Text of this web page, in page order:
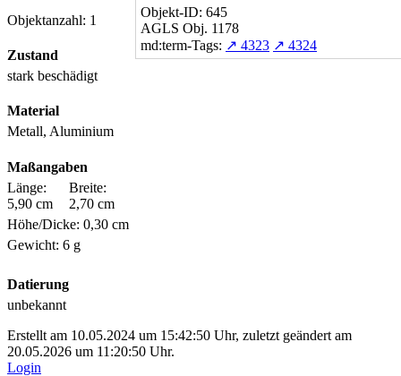
Objektanzahl: 1
Zustand
stark beschädigt
Material
Metall, Aluminium
Maßangaben
Länge:
5,90 cm
Breite:
2,70 cm
Höhe/Dicke: 0,30 cm
Gewicht: 6 g
Datierung
unbekannt
Objekt-ID: 645
AGLS Obj. 1178
md:term-Tags: ↗ 4323 ↗ 4324
Erstellt am 10.05.2024 um 15:42:50 Uhr, zuletzt geändert am
20.05.2026 um 11:20:50 Uhr.
Login